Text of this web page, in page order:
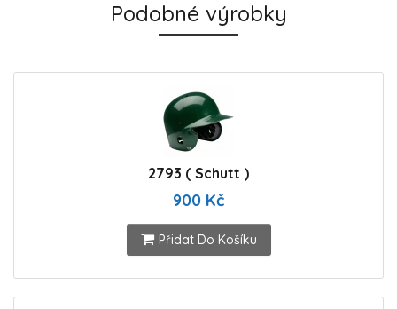
Podobné výrobky
2793 ( Schutt )
900 Kč
Přidat Do Košíku